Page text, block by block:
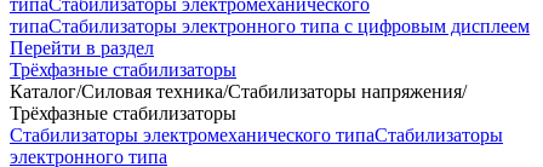
типаСтабилизаторы электромеханического
типаСтабилизаторы электронного типа с цифровым дисплеем
Перейти в раздел
Трёхфазные стабилизаторы
Каталог/Силовая техника/Стабилизаторы напряжения/
Трёхфазные стабилизаторы
Стабилизаторы электромеханического типаСтабилизаторы
электронного типа